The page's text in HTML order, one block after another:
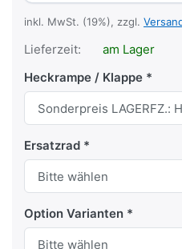
inkl. MwSt. (19%), zzgl.
Lieferzeit:
am Lager
Heckrampe / Klappe
Ersatzrad
Option Varianten